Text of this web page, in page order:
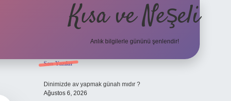
Kısa ve Neşeli
Anlık bilgilerle gününü şenlendir!
Sidebar
Son Yazılar
Dinimizde av yapmak günah mıdır ?
Ağustos 6, 2026